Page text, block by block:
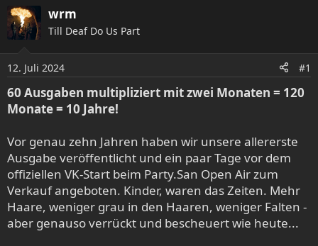
s
t
e
l
r
s
t
e
l
a
m
wrm
Till Deaf Do Us Part
12. Juli 2024 #1
60 Ausgaben multipliziert mit zwei Monaten = 120
Monate = 10 Jahre!
Vor genau zehn Jahren haben wir unsere allererste
Ausgabe veröffentlicht und ein paar Tage vor dem
offiziellen VK-Start beim Party.San Open Air zum
Verkauf angeboten. Kinder, waren das Zeiten. Mehr
Haare, weniger grau in den Haaren, weniger Falten -
aber genauso verrückt und bescheuert wie heute...